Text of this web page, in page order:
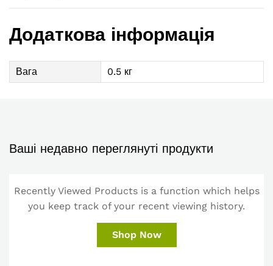
Додаткова інформація
Вага 0.5 кг
Ваші недавно переглянуті продукти
Recently Viewed Products is a function which helps
you keep track of your recent viewing history.
Shop Now